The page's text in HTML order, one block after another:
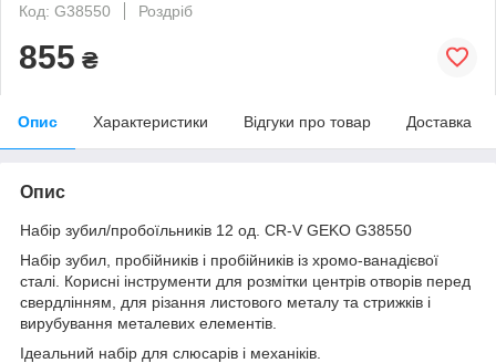
Код: G38550
Роздріб
855 ₴
Опис Характеристики Відгуки про товар Доставка
Опис
Набір зубил/пробоїльників 12 од. CR-V GEKO G38550
Набір зубил, пробійників і пробійників із хромо-ванадієвої
сталі. Корисні інструменти для розмітки центрів отворів перед
свердлінням, для різання листового металу та стрижків і
вирубування металевих елементів.
Ідеальний набір для слюсарів і механіків.